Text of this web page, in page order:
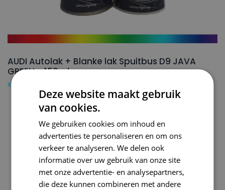
AUDI Autolak + Blanke lak Spuitbus D9 JAVA
GREEN – 150ml
€
Deze website maakt gebruik
van cookies.
We gebruiken cookies om inhoud en
advertenties te personaliseren en om ons
verkeer te analyseren. We delen ook
informatie over uw gebruik van onze site
met onze advertentie- en analysepartners,
die deze kunnen combineren met andere